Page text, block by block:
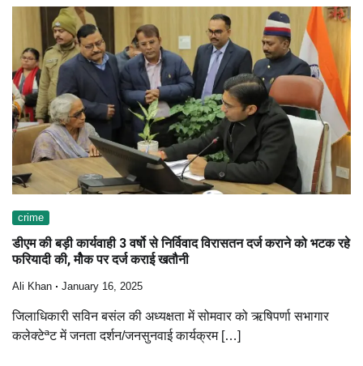
crime
डीएम की बड़ी कार्यवाही 3 वर्षो से निर्विवाद विरासतन दर्ज कराने को भटक रहे
फरियादी की, मौेक पर दर्ज कराई खतौनी
Ali Khan January 16, 2025
जिलाधिकारी सविन बसंल की अध्यक्षता में सोमवार को ऋषिपर्णा सभागार
कलेक्टेªट में जनता दर्शन/जनसुनवाई कार्यक्रम […]